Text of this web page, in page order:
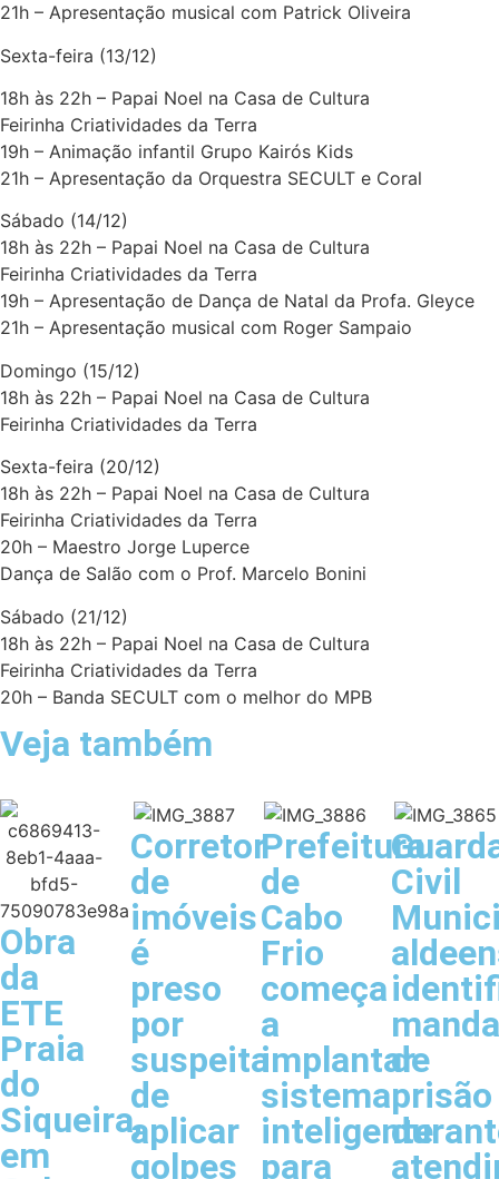
21h – Apresentação musical com Patrick Oliveira
Sexta-feira (13/12)
18h às 22h – Papai Noel na Casa de Cultura
Feirinha Criatividades da Terra
19h – Animação infantil Grupo Kairós Kids
21h – Apresentação da Orquestra SECULT e Coral
Sábado (14/12)
18h às 22h – Papai Noel na Casa de Cultura
Feirinha Criatividades da Terra
19h – Apresentação de Dança de Natal da Profa. Gleyce
21h – Apresentação musical com Roger Sampaio
Domingo (15/12)
18h às 22h – Papai Noel na Casa de Cultura
Feirinha Criatividades da Terra
Sexta-feira (20/12)
18h às 22h – Papai Noel na Casa de Cultura
Feirinha Criatividades da Terra
20h – Maestro Jorge Luperce
Dança de Salão com o Prof. Marcelo Bonini
Sábado (21/12)
18h às 22h – Papai Noel na Casa de Cultura
Feirinha Criatividades da Terra
20h – Banda SECULT com o melhor do MPB
Veja também
Obra
da
ETE
Praia
do
Siqueira,
em
Corretor
de
imóveis
é
preso
por
suspeita
de
aplicar
golpes
Prefeitura
de
Cabo
Frio
começa
a
implantar
sistema
inteligente
para
Civil
de
prisão